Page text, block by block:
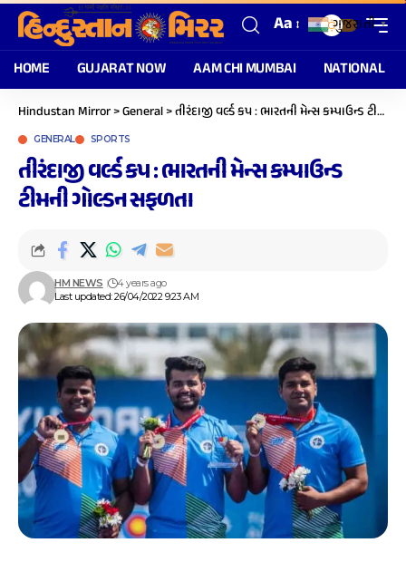
Aa
HOME GUJARAT NOW AAM CHI MUMBAI NATIONAL
Hindustan Mirror>General>તીરંદાજી વર્લ્ડ કપ : ભારતની મેન્સ કમ્પાઉન્ડ ટીમની ગોલ્ડન સફળતા
GENERAL SPORTS
તીરંદાજી વર્લ્ડ કપ : ભારતની મેન્સ કમ્પાઉન્ડ
ટીમની ગોલ્ડન સફળતા
Last updated: 26/04/2022 9:23 AM
HM NEWS 4 years ago
ગુજરાતી ▼